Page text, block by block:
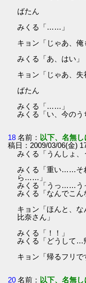
ばたん
みくる「……」
キョン「じゃあ、俺
みくる「あ、はい」
キョン「じゃあ、失
ばたん
みくる「……」
みくる「い、今の
18 名前： 以下、名無
稿日：2009/03/06(金)
みくる「うんしょ、
みくる「重い……そ
ら……」
みくる「うっ……
みくる「なんでこ
キョン「ほんと、
比奈さん」
みくる「！！」
みくる「どうして…
キョン「帰るフリで
20 名前： 以下、名無